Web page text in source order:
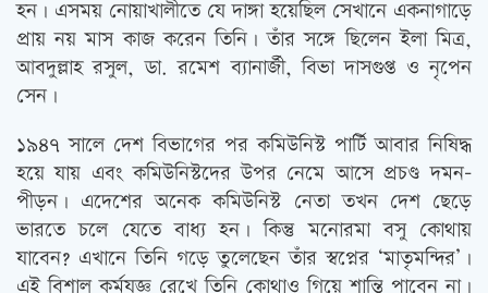
হন। এসময় নোয়াখালীতে যে দাঙ্গা হয়েছিল সেখানে একনাগাড়ে
প্রায় নয় মাস কাজ করেন তিনি। তাঁর সঙ্গে ছিলেন ইলা মিত্র,
আবদুল্লাহ রসুল, ডা. রমেশ ব্যানার্জী, বিভা দাসগুপ্ত ও নৃপেন
সেন।
১৯৪৭ সালে দেশ বিভাগের পর কমিউনিস্ট পার্টি আবার নিষিদ্ধ
হয়ে যায় এবং কমিউনিস্টদের উপর নেমে আসে প্রচণ্ড দমন-
পীড়ন। এদেশের অনেক কমিউনিস্ট নেতা তখন দেশ ছেড়ে
ভারতে চলে যেতে বাধ্য হন। কিন্তু মনোরমা বসু কোথায়
যাবেন? এখানে তিনি গড়ে তুলেছেন তাঁর স্বপ্নের ‘মাতৃমন্দির’।